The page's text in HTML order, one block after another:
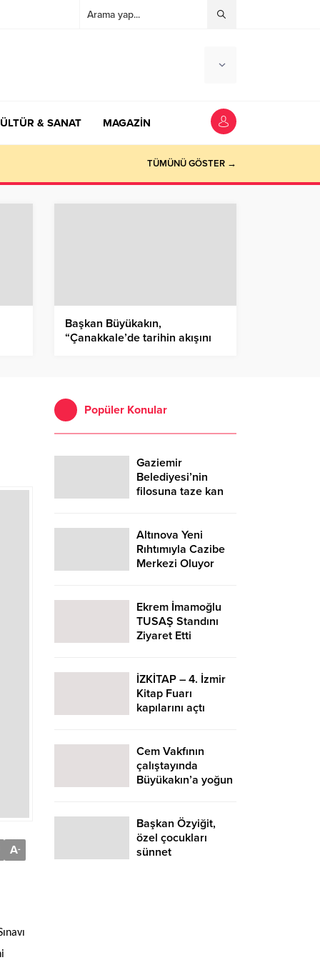
& SANAT MAGAZİN
TÜMÜNÜ GÖSTER →
Başkan Büyükakın,
“Çanakkale’de tarihin akışını
A-
Popüler Konular
Gaziemir
Belediyesi’nin
filosuna taze kan
Altınova Yeni
Rıhtımıyla Cazibe
Merkezi Oluyor
Ekrem İmamoğlu
TUSAŞ Standını
Ziyaret Etti
İZKİTAP – 4. İzmir
Kitap Fuarı
kapılarını açtı
Cem Vakfının
çalıştayında
Büyükakın’a yoğun
Başkan Özyiğit,
özel çocukları
sünnet